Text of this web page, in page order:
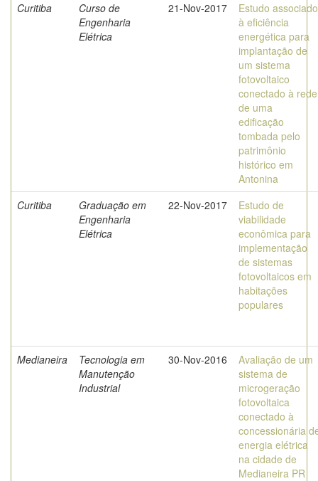
Curitiba
Curso de
Engenharia
Elétrica
21-Nov-2017
Estudo associado
à eficiência
energética para
implantação de
um sistema
fotovoltaico
conectado à rede
de uma
edificação
tombada pelo
patrimônio
histórico em
Antonina
Curitiba
Graduação em
Engenharia
Elétrica
22-Nov-2017
Estudo de
viabilidade
econômica para
implementação
de sistemas
fotovoltaicos em
habitações
populares
Medianeira
Tecnologia em
Manutenção
Industrial
30-Nov-2016
Avaliação de um
sistema de
microgeração
fotovoltaica
conectado à
concessionária
energia elétrica
na cidade de
Medianeira PR